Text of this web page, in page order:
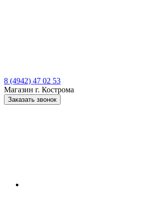
8 (4942) 47 02 53
Магазин г. Кострома
Заказать звонок